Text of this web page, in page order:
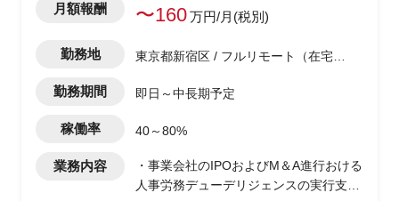
月額報酬 〜160万円/月(税別)
勤務地
東京都新宿区 / フルリモート（在宅) /
勤務期間 即日～中長期予定
稼働率 40～80%
業務内容
・事業会社のIPOおよびM＆A進行おける
人事労務デューデリジェンスの実行支援